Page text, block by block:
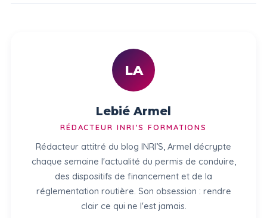
LA
Lebié Armel
RÉDACTEUR INRI’S FORMATIONS
Rédacteur attitré du blog INRI’S, Armel décrypte
chaque semaine l'actualité du permis de conduire,
des dispositifs de financement et de la
réglementation routière. Son obsession : rendre
clair ce qui ne l'est jamais.